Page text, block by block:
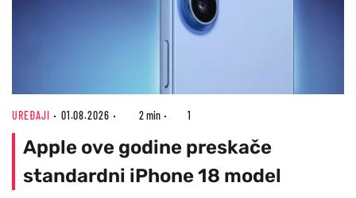
UREĐAJI 01.08.2026 2 min 1
Apple ove godine preskače
standardni iPhone 18 model